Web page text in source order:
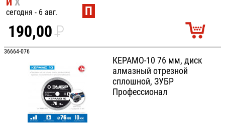
сегодня - 6 авг. П
190,00P
УБ.
36664-076
КЕРАМО-10 76 мм, диск
алмазный отрезной
сплошной, ЗУБР
Профессионал